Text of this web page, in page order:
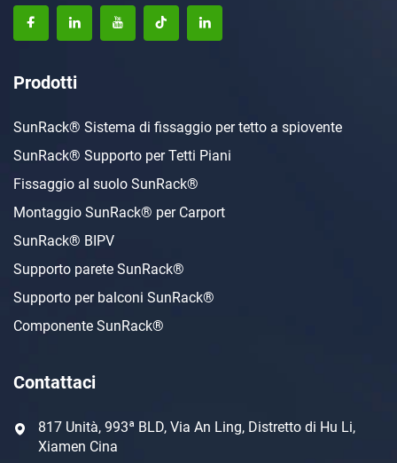
Prodotti
SunRack® Sistema di fissaggio per tetto a spiovente
SunRack® Supporto per Tetti Piani
Fissaggio al suolo SunRack®
Montaggio SunRack® per Carport
SunRack® BIPV
Supporto parete SunRack®
Supporto per balconi SunRack®
Componente SunRack®
Contattaci
817 Unità, 993ª BLD, Via An Ling, Distretto di Hu Li,
Xiamen Cina